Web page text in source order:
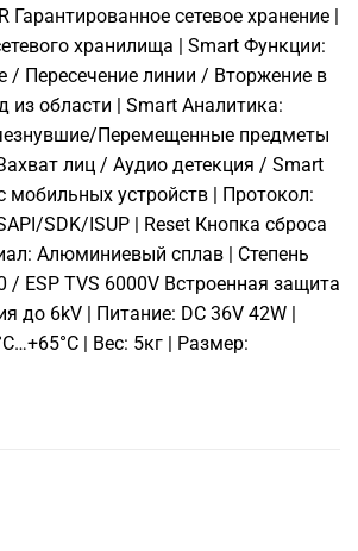
Гарантированное сетевое хранение |
хранилища | Smart Функции:
/ Пересечение линии / Вторжение в
из области | Smart Аналитика:
Перемещенные предметы
лиц / Аудио детекция / Smart
мобильных устройств | Протокол:
SDK/ISUP | Reset Кнопка сброса
Алюминиевый сплав | Степень
ESP TVS 6000V Встроенная защита
до 6kV | Питание: DC 36V 42W |
| Вес: 5кг | Размер: